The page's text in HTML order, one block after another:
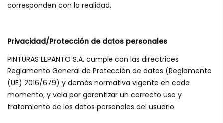
corresponden con la realidad.
Privacidad/Protección de datos personales
PINTURAS LEPANTO S.A. cumple con las directrices
Reglamento General de Protección de datos (Reglamento
(UE) 2016/679) y demás normativa vigente en cada
momento, y vela por garantizar un correcto uso y
tratamiento de los datos personales del usuario.